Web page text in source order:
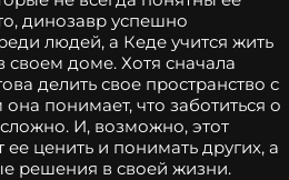
динозавр успешно
людей, а Кеде учится жить
своем доме. Хотя сначала
делить свое пространство с
понимает, что заботиться о
И, возможно, этот
ценить и понимать других, а
решения в своей жизни.